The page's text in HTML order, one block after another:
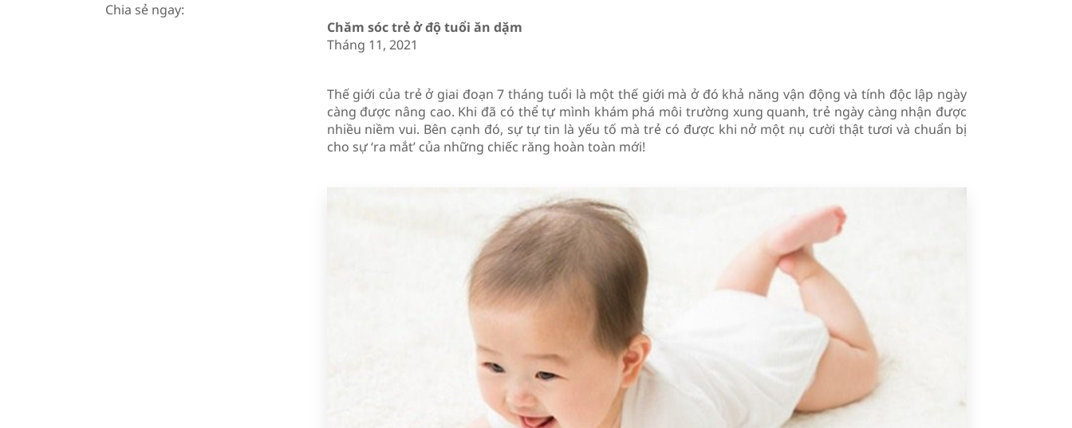
Chia sẻ ngay:
Chăm sóc trẻ ở độ tuổi ăn dặm
Tháng 11, 2021
Thế giới của trẻ ở giai đoạn 7 tháng tuổi là một thế giới mà ở đó khả năng vận động và tính độc lập ngày
càng được nâng cao. Khi đã có thể tự mình khám phá môi trường xung quanh, trẻ ngày càng nhận được
nhiều niềm vui. Bên cạnh đó, sự tự tin là yếu tố mà trẻ có được khi nở một nụ cười thật tươi và chuẩn bị
cho sự ‘ra mắt’ của những chiếc răng hoàn toàn mới!